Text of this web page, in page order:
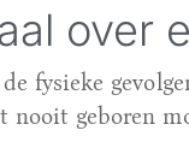
over
fysieke
nooit geboren